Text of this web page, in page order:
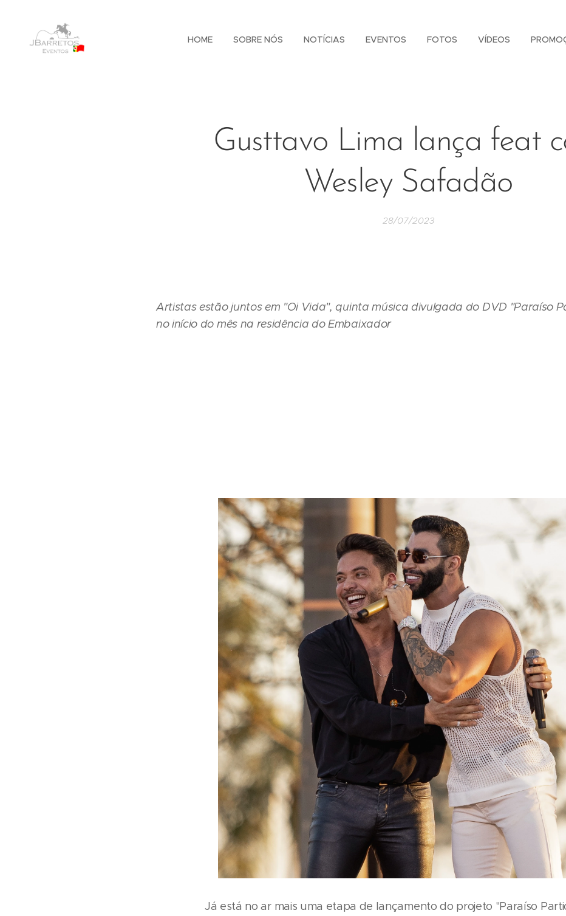
HOME SOBRE NÓS NOTÍCIAS EVENTOS FOTOS VÍDEOS
Gusttavo Lima lança feat
Wesley Safadão
28/07/2023
Artistas estão juntos em "Oi Vida", quinta música divulgada do DVD "Paraíso
no início do mês na residência do Embaixador
Já está no ar mais uma etapa de lançamento do projeto "Paraíso